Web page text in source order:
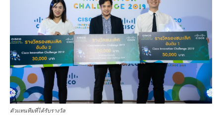
ตัวแทนทีมที่ได้รับรางวัล